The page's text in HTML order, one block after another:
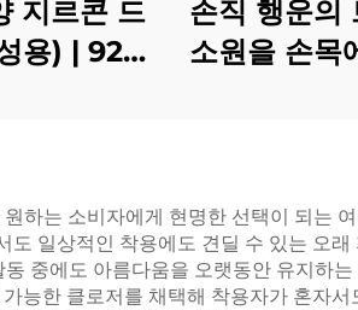
지르콘 드
용) | 925
| 다용도
얼리
손직 행운의
소원을 손목
하는 소비자에게 현명한 선택이 되는
일상적인 착용에도 견딜 수 있는 오
중에도 아름다움을 오랫동안 유지하
능한 클로저를 채택해 착용자가 혼자